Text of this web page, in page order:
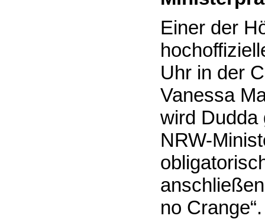
Einer der
Uhr in der
Vanessa
wird Dudda
NRW-
no Crange“.